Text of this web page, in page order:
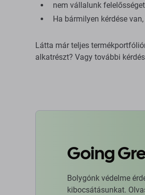
nem vállalunk
Ha bármilyen kérdése
Látta már teljes
alkatrészt? Vagy további
Going
Bolygónk védelme
kibocsátásunkat.